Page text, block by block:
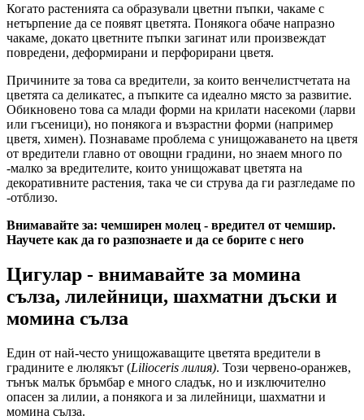
Когато растенията са образували цветни пъпки, чакаме с
нетърпение да се появят цветята. Понякога обаче напразно
чакаме, докато цветните пъпки загинат или произвеждат
повредени, деформирани и перфорирани цветя.
Причините за това са вредители, за които венчелистчетата на
цветята са деликатес, а пъпките са идеално място за развитие.
Обикновено това са млади форми на крилати насекоми (ларви
или гъсеници), но понякога и възрастни форми (например
цветя, химен). Познаваме проблема с унищожаването на цветя
от вредители главно от овощни градини, но знаем много по
-малко за вредителите, които унищожават цветята на
декоративните растения, така че си струва да ги разгледаме по
-отблизо.
Внимавайте за: чемширен молец - вредител от чемшир.
Научете как да го разпознаете и да се борите с него
Цигулар - внимавайте за момина
сълза, лилейници, шахматни дъски и
момина сълза
Един от най-често унищожаващите цветята вредители в
градините е люлякът (Lilioceris лилия). Този червено-оранжев,
тънък малък бръмбар е много сладък, но и изключително
опасен за лилии, а понякога и за лилейници, шахматни и
момина сълза.